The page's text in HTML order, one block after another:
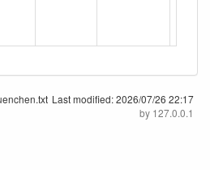
Last modified:2026/07/26 22:17
by 127.0.0.1